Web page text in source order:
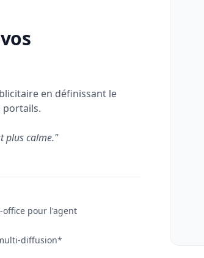
en définissant le
portails.
plus calme."
office pour l'agent
diffusion*